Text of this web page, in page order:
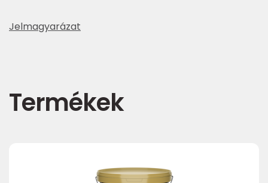
Jelmagyarázat
Termékek